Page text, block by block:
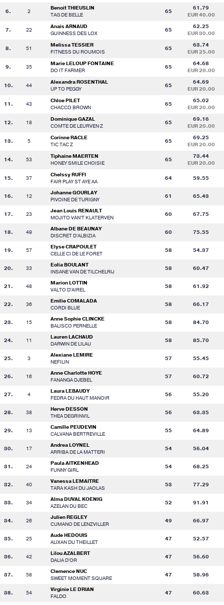
6. 2
Benoit THIEUSLIN
TAG DE BELLE
65
61.79
EUR 40.00
7. 22
Anais ARNAUD
GUINNESS DES LOX
65
62.25
EUR 30.00
8. 51
Melissa TESSIER
FITNESS DU ROUMOIS
65
63.74
EUR 25.00
9. 35
Marie LELOUP FONTAINE
DO IT FARMER
65
64.68
EUR 20.00
10. 44
Alexandra ROSENTHAL
UP TO PEGGY
65
64.69
EUR 20.00
11. 43
Chloe PILET
CHACCO BROWN
65
65.02
EUR 20.00
12. 18
Dominique GAZAL
COMTE DE LEURVEN Z
65
69.16
EUR 20.00
13. 5
Corinne RACLE
TIC TAC Z
65
69.25
EUR 20.00
14. 53
Tiphaine MAERTEN
HONEY SMILE CHOISIE
65
73.44
EUR 20.00
15. 37
Chelssy RUFFI
FAIR PLAY ST AYE AA
64 59.55
16. 12
Johanne GOURLAY
PIVOINE DE TURIGNY
61 65.43
17. 23
Jean Louis RENAULT
MOJITO VAN'T KLATERVEN
60 67.75
18. 49
Albane DE BEAUNAY
DISCRET D'ALBIZIA
60 75.55
19. 57
Elyse CRAPOULET
CELLE CI DE LE FORET
58 54.37
20. 33
Eolia BOULANT
INSANE VAN DE TILCHELRIJ
58 60.47
21. 48
Marion LOTTIN
VALTO D'AIREL
58 61.92
22. 36
Emilie COMALADA
CORDI BLUE
58 66.17
23. 15
Anne Sophie CLINCKE
BALISCO PERNELLE
58 84.70
24. 11
Lauren LACHAUD
DARWIN DE LILAU
58 85.70
25. 3
Alexiane LEMIRE
NEFILIN
57 55.45
26. 16
Anne Charlotte HOYE
FANANGA DJEBEL
57 60.72
27. 4
Laura LEBAUDY
FEDRA DU HAUT MANOIR
56 55.20
28. 38
Herve DESSON
THEA DEGRINVIL
56 63.35
29. 13
Camille PEUDEVIN
CALVANA BERTREVILLE
55 64.89
30. 17
Andrea LOYNEL
ARRIBA DE LA MATTERI
54 56.04
31. 24
Paula AITKENHEAD
FUNNY GIRL
54 68.25
32. 40
Vanessa LEMAITRE
TARA KASH DU JAOLAS
53 77.29
33. 34
Alma DUVAL KOENIG
AZELAN DU BEC
52 91.91
34. 26
Julien REGLEY
CUMANO DE LENZVILLER
49 66.97
35. 25
Aude HEDOUIS
ALIXAN DU THEILLET
47 52.57
36. 42
Lilou AZALBERT
DALIA D'OR
47 56.60
37. 58
Clemence NUC
SWEET MOMENT SQUARE
47 58.96
38. 54
Virginie LE DRIAN
FALDO
47 60.63